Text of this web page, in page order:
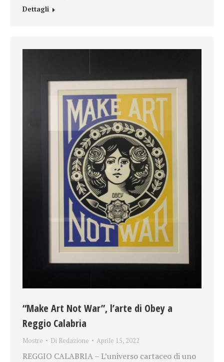
Dettagli
“Make Art Not War”, l’arte di Obey a
Reggio Calabria
Mostre Di Redazione Aprile 15, 2022
REGGIO CALABRIA – L’universo cartaceo di uno